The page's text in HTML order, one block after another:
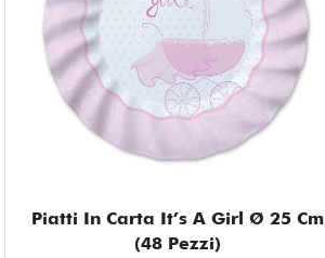
Piatti In Carta It’s A Girl Ø 25 Cm
(48 Pezzi)